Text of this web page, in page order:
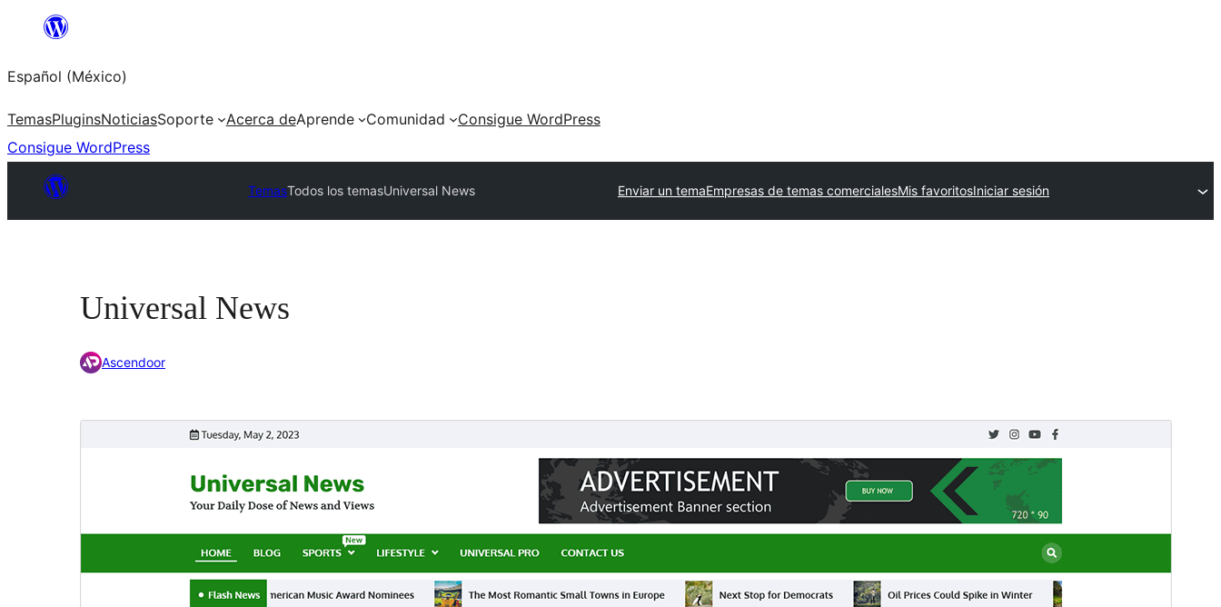
Saltar
contenido
Español (México)
TemasPluginsNoticiasSoporte Acerca deAprende Comunidad
Consigue WordPress
Consigue WordPress
TemasTodos los temasUniversal News Enviar un temaEmpresas de temas comercialesMis favoritosIniciar sesión
Universal News
Ascendoor
Este es un tema hijo de News Center
Última actualización
31 julio, 2026
Instalaciones activas